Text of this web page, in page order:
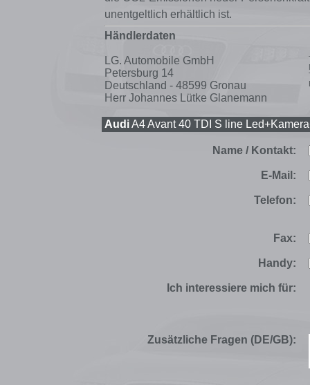
unentgeltlich erhältlich ist.
Händlerdaten
LG. Automobile GmbH
Petersburg 14
Deutschland - 48599 Gronau
Herr Johannes Lütke Glanemann
AudiA4 Avant 40 TDI S line
Name / Kontakt:
E-Mail:
Telefon:
Fax:
Handy:
Ich interessiere mich für:
Zusätzliche Fragen (DE/GB):